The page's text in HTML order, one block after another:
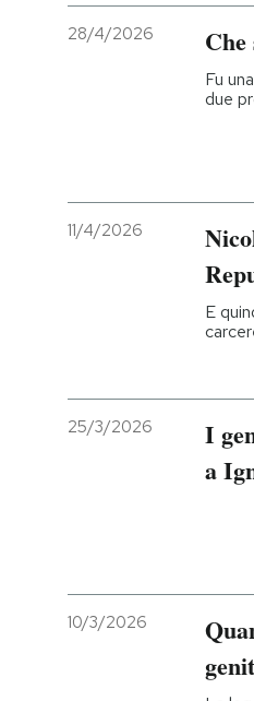
28/4/2026
Fu
due
11/4/2026
E
25/3/2026
I
a
10/3/2026